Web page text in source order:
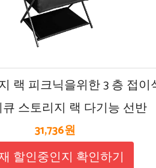
랙 피크닉을위한 3 층 접
스토리지 랙 다기능 선반
31,736원
할인중인지 확인하기